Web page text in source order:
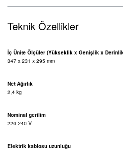
Teknik Özellikler
İç Ünite Ölçüler (Yükseklik x Genişlik x
347 x 231 x 295 mm
Net Ağırlık
2,4 kg
Nominal gerilim
220-240 V
Elektrik kablosu uzunluğu